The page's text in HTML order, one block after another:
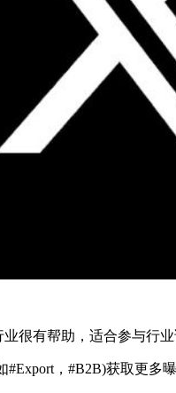
有帮助，适合参与行业
，#B2B)获取更多曝